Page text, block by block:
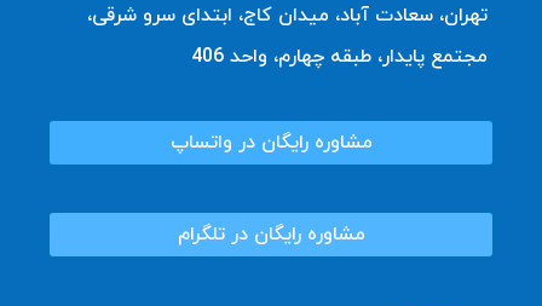
تهران، سعادت آباد، میدان کاج، ابتدای سرو شرقی،
مجتمع پایدار، طبقه چهارم، واحد 406
مشاوره رایگان در واتساپ
مشاوره رایگان در تلگرام